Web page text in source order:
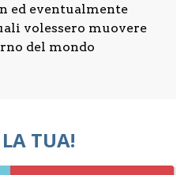
ed eventualmente
volessero muovere
del mondo
TUA!